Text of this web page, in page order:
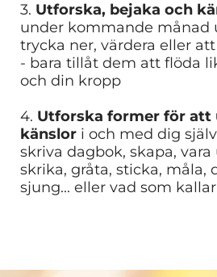
3. Utforska, bejaka och
under kommande månad
trycka ner, värdera eller
- bara tillåt dem att flöda
och din kropp
4. Utforska former för att
känslor i och med dig
skriva dagbok, skapa, vara
skrika, gråta, sticka, måla,
sjung... eller vad som